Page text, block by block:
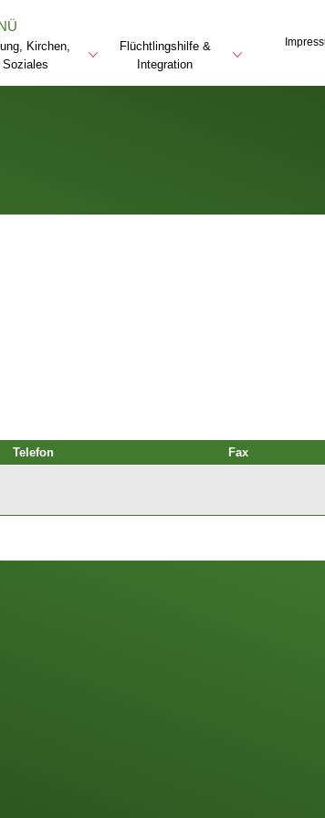
Kirchen,
Soziales
Flüchtlingshilfe &
Integration
Telefon Fax